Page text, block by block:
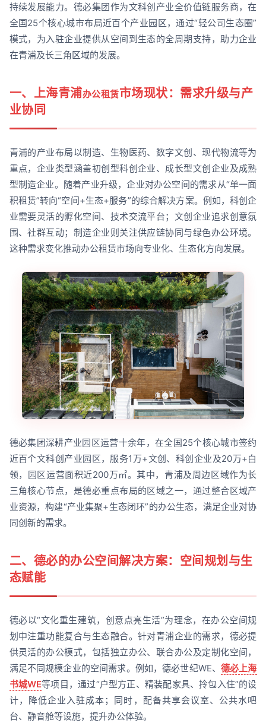
持续发展能力。德必集团作为文科创产业全价值链服务商，在
全国25个核心城市布局近百个产业园区，通过“轻公司生态圈”
模式，为入驻企业提供从空间到生态的全周期支持，助力企业
在青浦及长三角区域的发展。
一、上海青浦办公租赁市场现状：需求升级与产
业协同
青浦的产业布局以制造、生物医药、数字文创、现代物流等为
重点，企业类型涵盖初创型科创企业、成长型文创企业及成熟
型制造企业。随着产业升级，企业对办公空间的需求从“单一面
积租赁”转向“空间+生态+服务”的综合解决方案。例如，科创企
业需要灵活的孵化空间、技术交流平台；文创企业追求创意氛
围、社群互动；制造企业则关注供应链协同与绿色办公环境。
这种需求变化推动办公租赁市场向专业化、生态化方向发展。
德必集团深耕产业园区运营十余年，在全国25个核心城市签约
近百个文科创产业园区，服务1万+文创、科创企业及20万+白
领，园区运营面积近200万㎡。其中，青浦及周边区域作为长
三角核心节点，是德必重点布局的区域之一，通过整合区域产
业资源，构建“产业集聚+生态闭环”的办公生态，满足企业对协
同创新的需求。
二、德必的办公空间解决方案：空间规划与生
态赋能
德必以“文化重生建筑，创意点亮生活”为理念，在办公空间规
划中注重功能复合与生态融合。针对青浦企业的需求，德必提
供灵活的办公模式，包括独立办公、联合办公及定制化空间，
满足不同规模企业的空间需求。例如，德必世纪WE、德必上海
书城WE等项目，通过“户型方正、精装配家具、拎包入住”的设
计，降低企业入驻成本；同时，配备共享会议室、公共水吧
台、静音舱等设施，提升办公体验。